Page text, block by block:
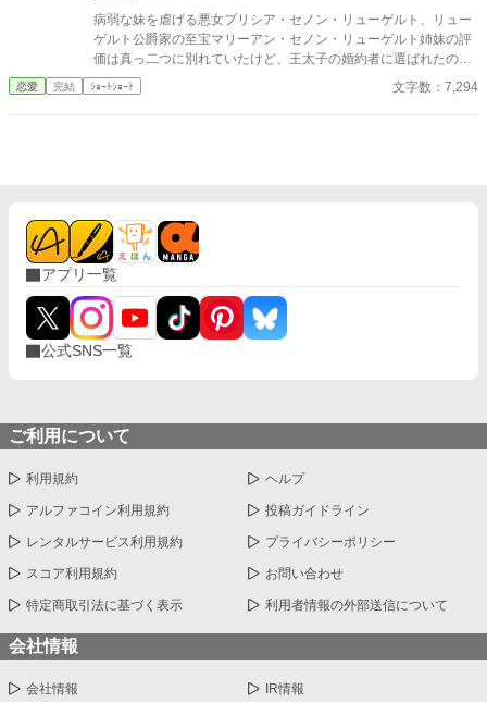
病弱な妹を虐げる悪女プリシア・セノン・リューゲルト、リュー
ゲルト公爵家の至宝マリーアン・セノン・リューゲルト姉妹の評
価は真っ二つに別れていたけど、王太子の婚約者に選ばれたのは
姉だった。 どうして悪評に塗れた姉が選ばれたのか、、、 その理
由は今夜の夜会にて
恋愛 完結 ｼｮｰﾄｼｮｰﾄ 文字数：7,294
アプリ一覧
公式SNS一覧
ご利用について
利用規約 ヘルプ
アルファコイン利用規約 投稿ガイドライン
レンタルサービス利用規約 プライバシーポリシー
スコア利用規約 お問い合わせ
特定商取引法に基づく表示 利用者情報の外部送信について
会社情報
会社情報 IR情報